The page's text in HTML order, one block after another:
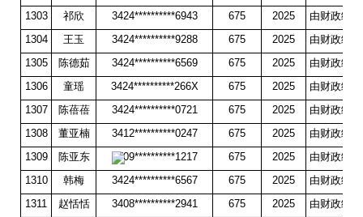
1303
祁欣 3424**********6943 675 2025
由财政统
1304
王玉 3424**********9288 675 2025
由财政统
1305
陈德茹 3424**********6569 675 2025
由财政统
1306
童瑶 3424**********266X 675 2025
由财政统
1307
陈蓓蓓 3424**********0721 675 2025
由财政统
1308
董亚楠 3412**********0247 675 2025
由财政统
1309
陈亚东 3709**********1217 675 2025
由财政统
1310
韩梅 3424**********6567 675 2025
由财政统
1311
赵恬恬 3408**********2941 675 2025
由财政统